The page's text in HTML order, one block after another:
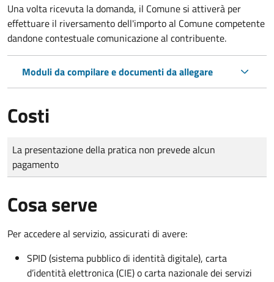
Una volta ricevuta la domanda, il Comune si attiverà per
effettuare il riversamento dell'importo al Comune competente
dandone contestuale comunicazione al contribuente.
Moduli da compilare e documenti da allegare
Costi
Tipo di pagamento
Importo
La presentazione della pratica non prevede alcun
pagamento
Cosa serve
Per accedere al servizio, assicurati di avere:
SPID (sistema pubblico di identità digitale), carta
d’identità elettronica (CIE) o carta nazionale dei servizi